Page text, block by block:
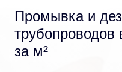
Промывка и
трубопроводов
за м²